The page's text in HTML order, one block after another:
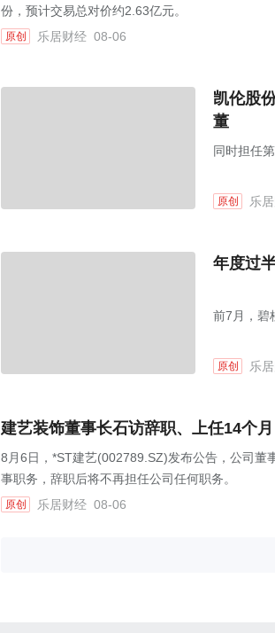
份，预计交易总对价约2.63亿元。
原创 乐居财经 08-06
凯伦股
董
同时担任
原创 乐
年度过
前7月，碧
原创 乐
建艺装饰董事长石访辞职、上任14个
8月6日，*ST建艺(002789.SZ)发布公告，公司董
事职务，辞职后将不再担任公司任何职务。
原创 乐居财经 08-06